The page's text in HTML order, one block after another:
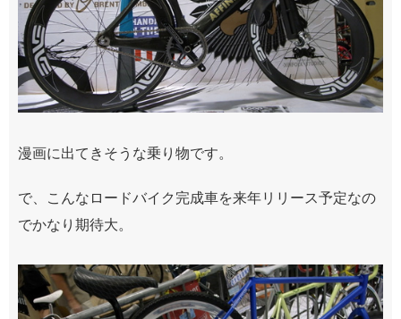
漫画に出てきそうな乗り物です。
で、こんなロードバイク完成車を来年リリース予定なの
でかなり期待大。